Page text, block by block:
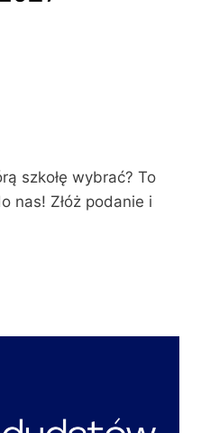
szkołę wybrać? To
nas! Złóż podanie i